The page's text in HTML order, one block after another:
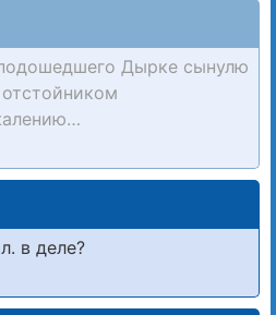
Дырке сынулю
в деле?